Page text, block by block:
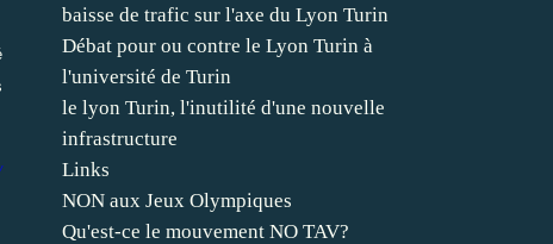
baisse de trafic sur l'axe du Lyon Turin
Débat pour ou contre le Lyon Turin à
l'université de Turin
le lyon Turin, l'inutilité d'une nouvelle
infrastructure
Links
NON aux Jeux Olympiques
Qu'est-ce le mouvement NO TAV?